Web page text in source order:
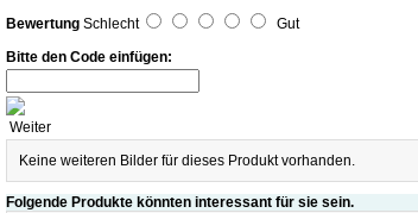
Bewertung Schlecht
Gut
Bitte den Code einfügen:
Weiter
Keine weiteren Bilder für dieses Produkt vorhanden.
Folgende Produkte könnten interessant für sie sein.